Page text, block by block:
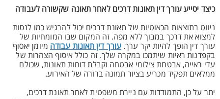
כיצד יסייע עורך דין תאונות דרכים לאחר תאונה שקשורה לעבודה
ניווט בתוצאות הכאוטיות של תאונת דרכים יכול להרגיש כמו לנסות
למצוא את דרכך במבוך ללא מפה. זה המקום שבו המומחיות של
עורך דין הופך להיות יקר ערך. עורך דין תאונות עבודה מיומן יאסוף
בקפדנות ראיות שיתמכו במקרה שלך. זה כולל איסוף הצהרות של
עדי ראייה, אבטחת צילומי אבטחה וקבלת דוחות תאונות, שכולם
ממלאים תפקיד מכריע בציור תמונה ברורה של האירוע.
יתר על כן, התמודדות עם ניירת משפטית לאחר תאונת דרכים,